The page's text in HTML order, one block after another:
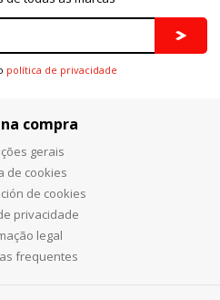
política de privacidade
compra
gerais
de cookies
de cookies
privacidade
legal
frequentes